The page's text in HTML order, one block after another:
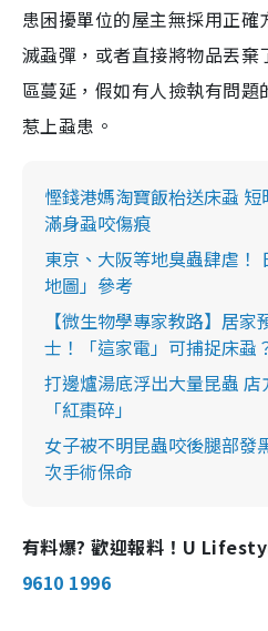
患困擾單位的屋主無採用正
滅蝨彈，或者直接將物品丟棄
區蔓延，假如有人撿執有問
惹上蝨患。
慳錢港媽淘寶飯枱送床蝨
滿身蝨咬傷痕
東京、大阪等地臭蟲肆虐！
地圖」參考
【微生物學專家教路】居
士！「這家電」可捕捉床蝨
打邊爐湯底浮出大量昆蟲
「紅棗碎」
女子被不明昆蟲咬後腿部發
次手術保命
有料爆? 歡迎報料！U
9610 1996